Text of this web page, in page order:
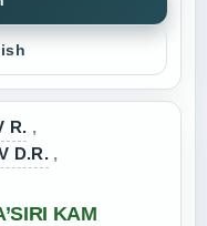
R. ,
D.R. ,
KAM